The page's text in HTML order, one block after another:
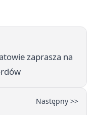
zaprasza na
Następny >>